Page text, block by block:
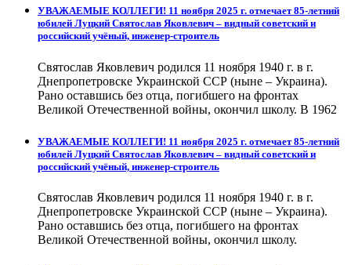
УВАЖАЕМЫЕ КОЛЛЕГИ! 11 ноября 2025 г. отмечает 85-летний
юбилей Луцкий Святослав Яковлевич – видный советский и
российский учёный, инженер-строитель
Святослав Яковлевич родился 11 ноября 1940 г. в г.
Днепропетровске Украинской ССР (ныне – Украина).
Рано оставшись без отца, погибшего на фронтах
Великой Отечественной войны, окончил школу. В 1962
УВАЖАЕМЫЕ КОЛЛЕГИ! 11 ноября 2025 г. отмечает 85-летний
юбилей Луцкий Святослав Яковлевич – видный советский и
российский учёный, инженер-строитель
Святослав Яковлевич родился 11 ноября 1940 г. в г.
Днепропетровске Украинской ССР (ныне – Украина).
Рано оставшись без отца, погибшего на фронтах
Великой Отечественной войны, окончил школу.